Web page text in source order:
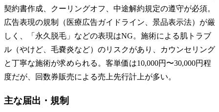
契約書作成、クーリングオフ、中途解約規定の遵守が必須。
広告表現の規制（医療広告ガイドライン、景品表示法）が厳
しく、「永久脱毛」などの表現はNG。施術による肌トラブ
ル（やけど、毛嚢炎など）のリスクがあり、カウンセリング
と丁寧な施術が求められる。客単価は10,000円〜30,000円程
度だが、回数券販売による売上先行計上が多い。
主な届出・規制